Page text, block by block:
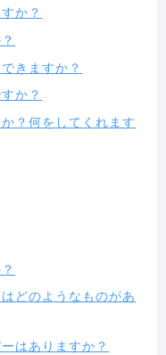
か？
きますか？
か？
？何をしてくれます
どのようなものがあ
はありますか？